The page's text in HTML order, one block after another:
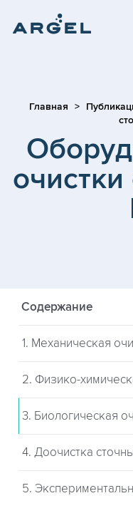
Главная
Содержание
1. Механическая
2. Физико-
3. Биологическая
4. Доочистка
5.